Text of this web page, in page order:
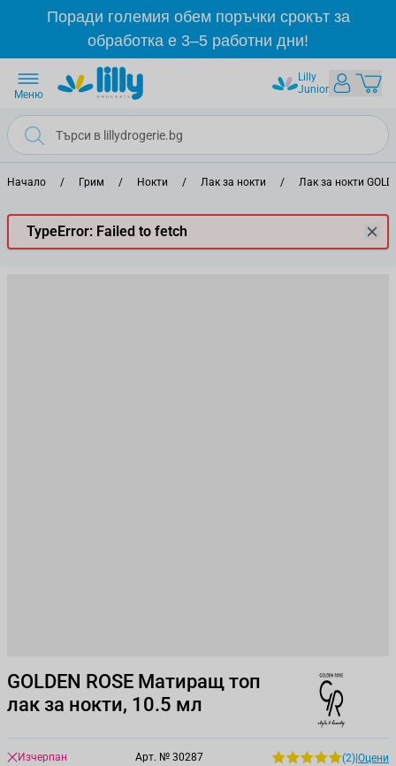
Прескачане към съдържанието
Поради големия обем поръчки срокът за
обработка е 3–5 работни дни!
Lilly
Junior
Меню
Начало / Грим / Нокти / Лак за нокти / Лак за нокти
TypeError: Failed to fetch
GOLDEN ROSE Матиращ топ
лак за нокти, 10.5 мл
Изчерпан Арт. № 30287 (2) Оцени